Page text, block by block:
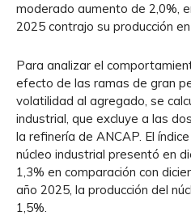
moderado aumento de 2,0%,
2025 contrajo su producción
Para analizar el
efecto de las ramas de gran
volatilidad al agregado, se
industrial, que excluye a las
la refinería de ANCAP. El
núcleo industrial presentó en
1,3% en comparación con
año 2025, la producción del
1,5%.